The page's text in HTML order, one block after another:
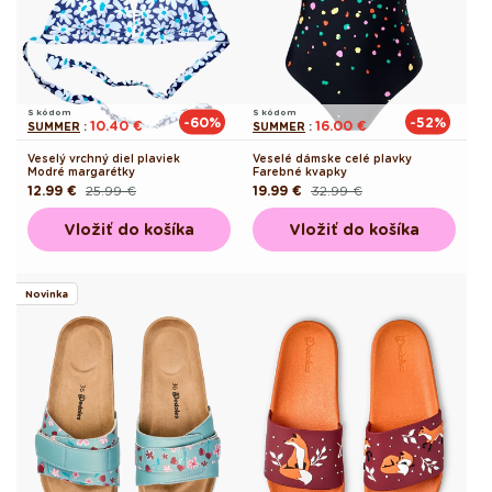
S kódom
SUMMER : 10.40 € -60%
Veselý vrchný diel plaviek
Modré margarétky
Pôvodná
cena
25.99 €
Akciová
cena
12.99 €
Vložiť do košíka
S kódom
SUMMER : 16.00 € -52%
Veselé dámske celé plavky
Farebné kvapky
Pôvodná
cena
32.99 €
Akciová
cena
19.99 €
Vložiť do košíka
Novinka